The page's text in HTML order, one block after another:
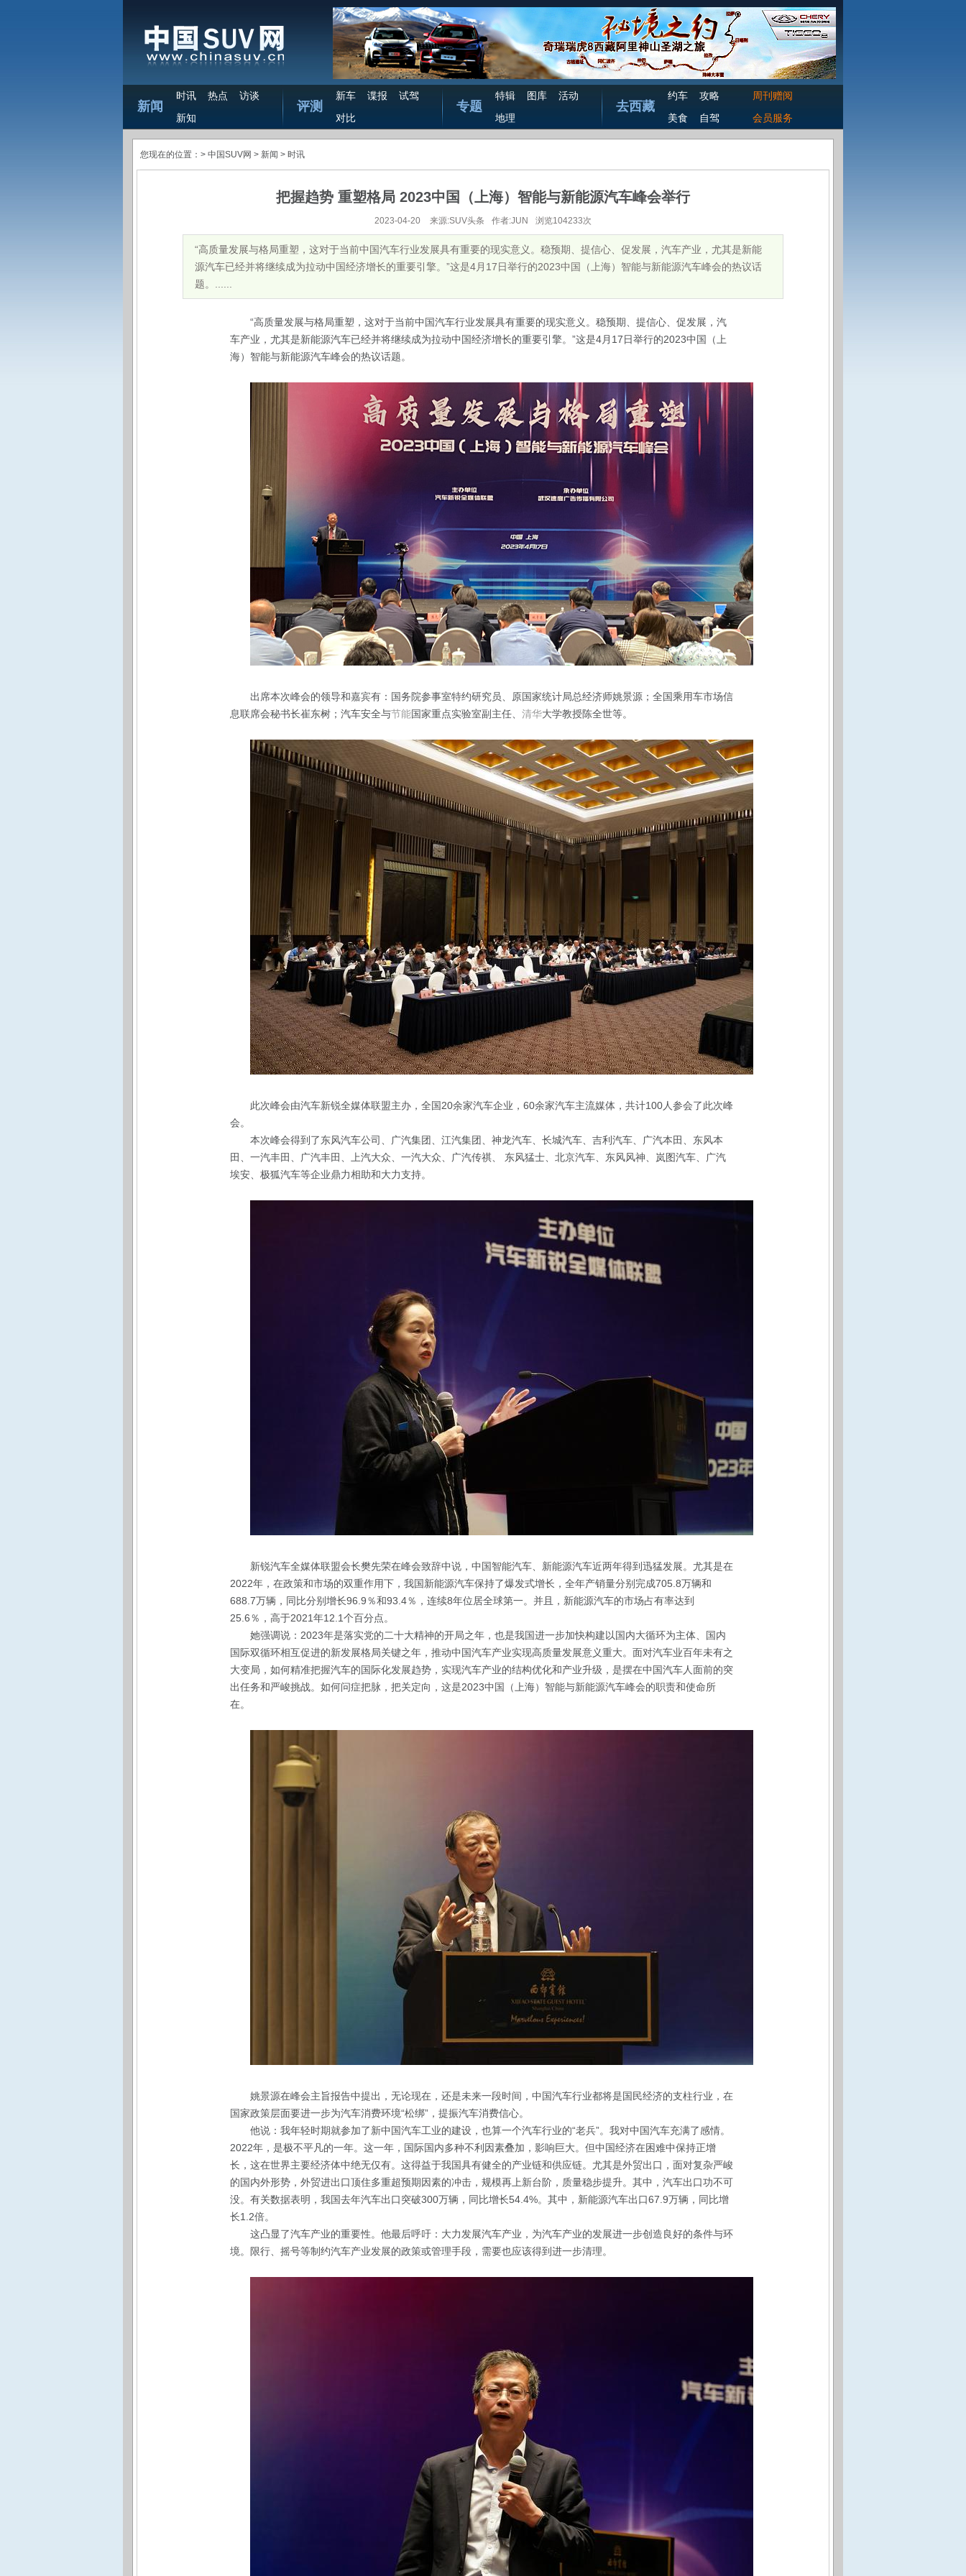
新闻
时讯 热点
访谈
新知
评测
新车 谍报
试驾
对比
专题
特辑 图库
活动
地理
去西藏
约车
攻略
美食
自驾
周刊赠阅
会员服务
您现在的位置：> 中国SUV网 > 新闻 > 时讯
把握趋势 重塑格局 2023中国（上海）智能与新能源汽车峰会举行
2023-04-20 来源:SUV头条 作者:JUN 浏览104233次
​“高质量发展与格局重塑，这对于当前中国汽车行业发展具有重要的现实意义。稳预期、提信心、促发展，汽车产业，尤其是新能
源汽车已经并将继续成为拉动中国经济增长的重要引擎。”这是4月17日举行的2023中国（上海）智能与新能源汽车峰会的热议话
题。......
“高质量发展与格局重塑，这对于当前中国汽车行业发展具有重要的现实意义。稳预期、提信心、促发展，汽
车产业，尤其是新能源汽车已经并将继续成为拉动中国经济增长的重要引擎。”这是4月17日举行的2023中国（上
海）智能与新能源汽车峰会的热议话题。
出席本次峰会的领导和嘉宾有：国务院参事室特约研究员、原国家统计局总经济师姚景源；全国乘用车市场信
息联席会秘书长崔东树；汽车安全与节能国家重点实验室副主任、 清华大学教授陈全世等。
此次峰会由汽车新锐全媒体联盟主办，全国20余家汽车企业，60余家汽车主流媒体，共计100人参会了此次峰
会。
本次峰会得到了东风汽车公司、广汽集团、江汽集团、神龙汽车、长城汽车、吉利汽车、广汽本田、东风本
田、一汽丰田、广汽丰田、上汽大众、一汽大众、广汽传祺、 东风猛士、北京汽车、东风风神、岚图汽车、广汽
埃安、极狐汽车等企业鼎力相助和大力支持。
新锐汽车全媒体联盟会长樊先荣在峰会致辞中说，中国智能汽车、新能源汽车近两年得到迅猛发展。尤其是在
2022年，在政策和市场的双重作用下，我国新能源汽车保持了爆发式增长，全年产销量分别完成705.8万辆和
688.7万辆，同比分别增长96.9％和93.4％，连续8年位居全球第一。并且，新能源汽车的市场占有率达到
25.6％，高于2021年12.1个百分点。
她强调说：2023年是落实党的二十大精神的开局之年，也是我国进一步加快构建以国内大循环为主体、国内
国际双循环相互促进的新发展格局关键之年，推动中国汽车产业实现高质量发展意义重大。面对汽车业百年未有之
大变局，如何精准把握汽车的国际化发展趋势，实现汽车产业的结构优化和产业升级，是摆在中国汽车人面前的突
出任务和严峻挑战。如何问症把脉，把关定向，这是2023中国（上海）智能与新能源汽车峰会的职责和使命所
在。
姚景源在峰会主旨报告中提出，无论现在，还是未来一段时间，中国汽车行业都将是国民经济的支柱行业，在
国家政策层面要进一步为汽车消费环境“松绑”，提振汽车消费信心。
他说：我年轻时期就参加了新中国汽车工业的建设，也算一个汽车行业的“老兵”。我对中国汽车充满了感情。
2022年，是极不平凡的一年。这一年，国际国内多种不利因素叠加，影响巨大。但中国经济在困难中保持正增
长，这在世界主要经济体中绝无仅有。这得益于我国具有健全的产业链和供应链。尤其是外贸出口，面对复杂严峻
的国内外形势，外贸进出口顶住多重超预期因素的冲击，规模再上新台阶，质量稳步提升。其中，汽车出口功不可
没。有关数据表明，我国去年汽车出口突破300万辆，同比增长54.4%。其中，新能源汽车出口67.9万辆，同比增
长1.2倍。
这凸显了汽车产业的重要性。他最后呼吁：大力发展汽车产业，为汽车产业的发展进一步创造良好的条件与环
境。限行、摇号等制约汽车产业发展的政策或管理手段，需要也应该得到进一步清理。